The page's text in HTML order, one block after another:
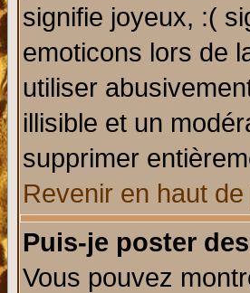
signifie joyeux, :(
emoticons lors de
utiliser
illisible et un
supprimer
Revenir en haut de
Puis-je poster
Vous pouvez